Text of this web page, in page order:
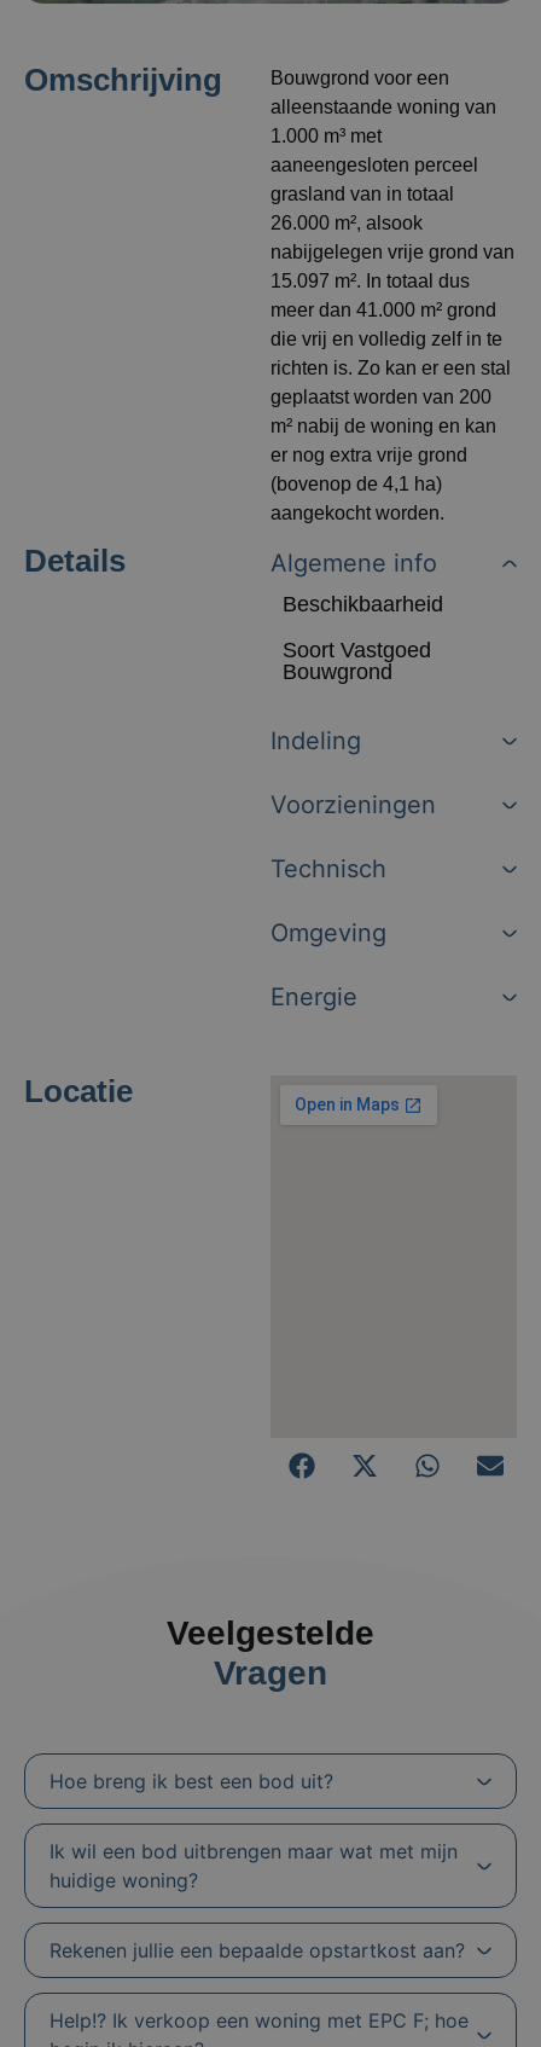
Omschrijving
Bouwgrond voor een
alleenstaande woning van
1.000 m³ met
aaneengesloten perceel
grasland van in totaal
26.000 m², alsook
nabijgelegen vrije grond van
15.097 m². In totaal dus
meer dan 41.000 m² grond
die vrij en volledig zelf in te
richten is. Zo kan er een stal
geplaatst worden van 200
m² nabij de woning en kan
er nog extra vrije grond
(bovenop de 4,1 ha)
aangekocht worden.
Details Algemene info
Beschikbaarheid
Soort Vastgoed
Bouwgrond
Indeling
Voorzieningen
Technisch
Omgeving
Energie
Locatie
Veelgestelde
Vragen
Hoe breng ik best een bod uit?
Ik wil een bod uitbrengen maar wat met mijn
huidige woning?
Rekenen jullie een bepaalde opstartkost aan?
Help!? Ik verkoop een woning met EPC F; hoe